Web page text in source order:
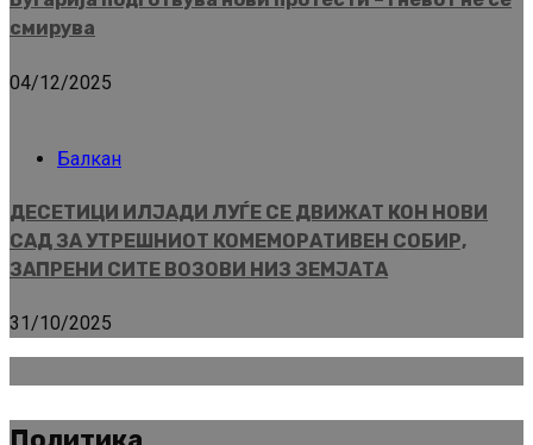
смирува
04/12/2025
Балкан
ДЕСЕТИЦИ ИЛЈАДИ ЛУЃЕ СЕ ДВИЖАТ КОН НОВИ
САД ЗА УТРЕШНИОТ КОМЕМОРАТИВЕН СОБИР,
ЗАПРЕНИ СИТЕ ВОЗОВИ НИЗ ЗЕМЈАТА
31/10/2025